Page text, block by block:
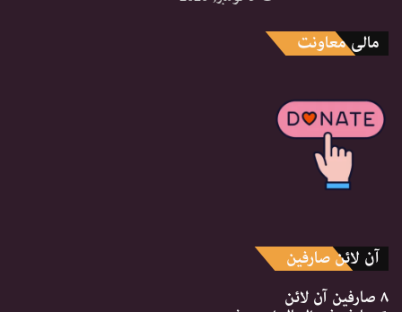
مالی معاونت
آن لائن صارفین
۸ صارفین
آن لائن